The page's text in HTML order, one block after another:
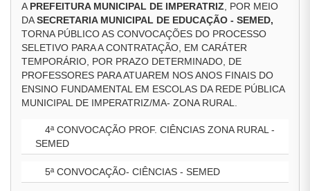
A PREFEITURA MUNICIPAL DE IMPERATRIZ , POR MEIO
DASECRETARIA MUNICIPAL DE EDUCAÇÃO - SEMED,
TORNA PÚBLICO AS CONVOCAÇÕES DO PROCESSO
SELETIVO PARA A CONTRATAÇÃO, EM CARÁTER
TEMPORÁRIO, POR PRAZO DETERMINADO, DE
PROFESSORES PARA ATUAREM NOS ANOS FINAIS DO
ENSINO FUNDAMENTAL EM ESCOLAS DA REDE PÚBLICA
MUNICIPAL DE IMPERATRIZ/MA- ZONA RURAL.
4ª CONVOCAÇÃO PROF. CIÊNCIAS ZONA RURAL -
SEMED
5ª CONVOCAÇÃO- CIÊNCIAS - SEMED